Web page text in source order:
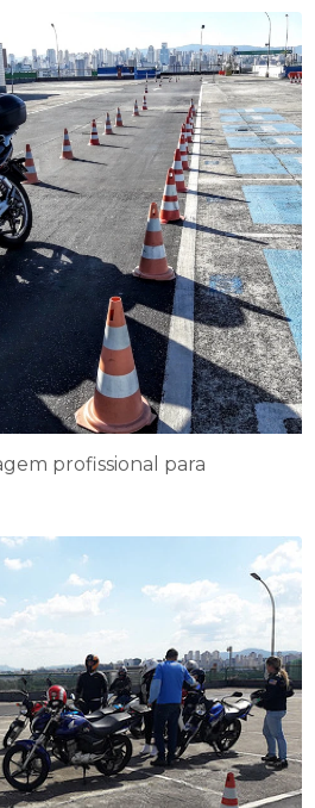
profissional para